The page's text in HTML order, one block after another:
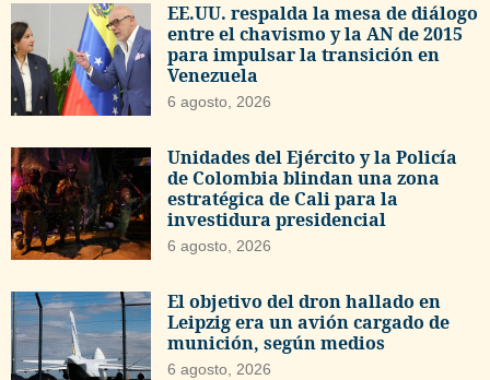
EE.UU. respalda la mesa de diálogo
entre el chavismo y la AN de 2015
para impulsar la transición en
Venezuela
6 agosto, 2026
Unidades del Ejército y la Policía
de Colombia blindan una zona
estratégica de Cali para la
investidura presidencial
6 agosto, 2026
El objetivo del dron hallado en
Leipzig era un avión cargado de
munición, según medios
6 agosto, 2026